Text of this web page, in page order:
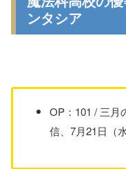
ンタシア
OP：101 / 三月
信、7月21日（